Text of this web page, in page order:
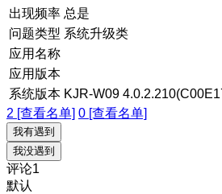
出现频率 总是
问题类型 系统升级类
应用名称
应用版本
系统版本 KJR-W09
2 [查看名单] 0 [查看名单]
我有遇到
我没遇到
评论1
默认